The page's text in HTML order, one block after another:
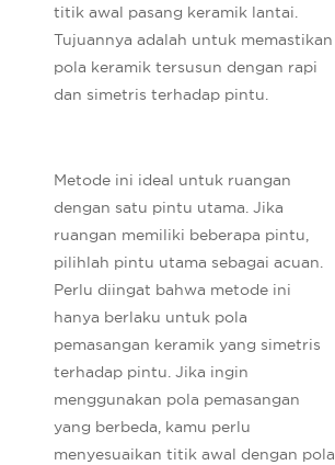
titik awal pasang keramik lantai.
Tujuannya adalah untuk memastikan
pola keramik tersusun dengan rapi
dan simetris terhadap pintu.
Metode ini ideal untuk ruangan
dengan satu pintu utama. Jika
ruangan memiliki beberapa pintu,
pilihlah pintu utama sebagai acuan.
Perlu diingat bahwa metode ini
hanya berlaku untuk pola
pemasangan keramik yang simetris
terhadap pintu. Jika ingin
menggunakan pola pemasangan
yang berbeda, kamu perlu
menyesuaikan titik awal dengan pola